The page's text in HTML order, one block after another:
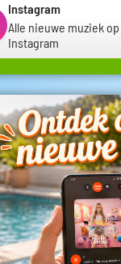
Instagram
Alle nieuwe muziek op
Instagram